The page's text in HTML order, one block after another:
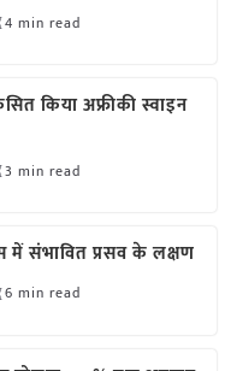
4 min read
किया अफ्रीकी स्वाइन
3 min read
में संभावित प्रसव के लक्षण
6 min read